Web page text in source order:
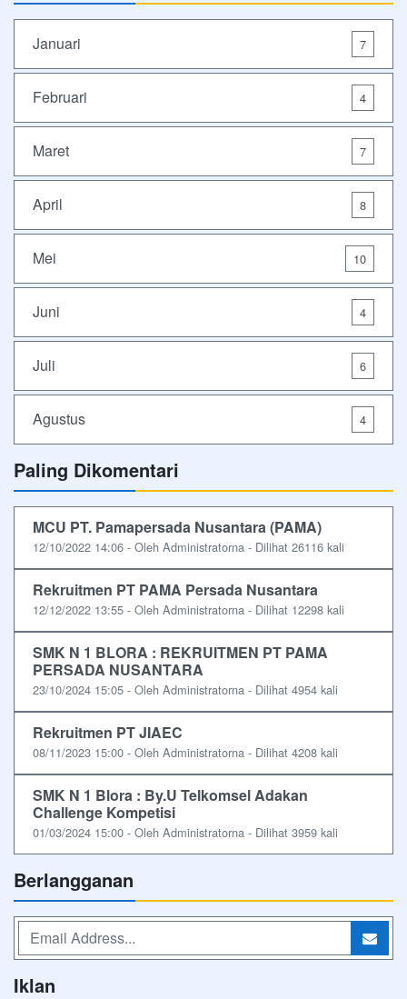
Januari 7
Februari 4
Maret 7
April 8
Mei 10
Juni 4
Juli 6
Agustus 4
Paling Dikomentari
MCU PT. Pamapersada Nusantara (PAMA)
12/10/2022 14:06 - Oleh Administratorna - Dilihat 26116 kali
Rekruitmen PT PAMA Persada Nusantara
12/12/2022 13:55 - Oleh Administratorna - Dilihat 12298 kali
SMK N 1 BLORA : REKRUITMEN PT PAMA
PERSADA NUSANTARA
23/10/2024 15:05 - Oleh Administratorna - Dilihat 4954 kali
Rekruitmen PT JIAEC
08/11/2023 15:00 - Oleh Administratorna - Dilihat 4208 kali
SMK N 1 Blora : By.U Telkomsel Adakan
Challenge Kompetisi
01/03/2024 15:00 - Oleh Administratorna - Dilihat 3959 kali
Berlangganan
Iklan